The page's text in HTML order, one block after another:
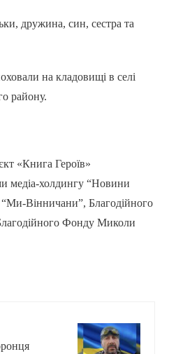
дружина, син, сестра та
на кладовищі в селі
району.
«Книга Героїв»
медіа-холдингу “Новини
Вінничани”, Благодійного
Фонду Миколи